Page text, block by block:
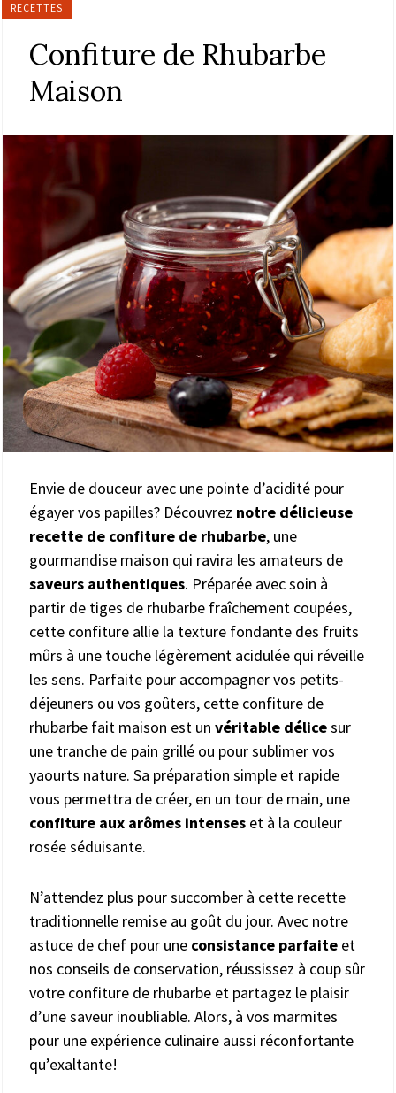
RECETTES
Confiture de Rhubarbe
Maison
Envie de douceur avec une pointe d’acidité pour
égayer vos papilles? Découvrez notre délicieuse
recette de confiture de rhubarbe, une
gourmandise maison qui ravira les amateurs de
saveurs authentiques. Préparée avec soin à
partir de tiges de rhubarbe fraîchement coupées,
cette confiture allie la texture fondante des fruits
mûrs à une touche légèrement acidulée qui réveille
les sens. Parfaite pour accompagner vos petits-
déjeuners ou vos goûters, cette confiture de
rhubarbe fait maison est un véritable délicesur
une tranche de pain grillé ou pour sublimer vos
yaourts nature. Sa préparation simple et rapide
vous permettra de créer, en un tour de main, une
confiture aux arômes intenses et à la couleur
rosée séduisante.
N’attendez plus pour succomber à cette recette
traditionnelle remise au goût du jour. Avec notre
astuce de chef pour une consistance parfaite et
nos conseils de conservation, réussissez à coup sûr
votre confiture de rhubarbe et partagez le plaisir
d’une saveur inoubliable. Alors, à vos marmites
pour une expérience culinaire aussi réconfortante
qu’exaltante!